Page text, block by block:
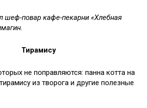
шеф-повар кафе-пекарни «Хлебная
Тирамису